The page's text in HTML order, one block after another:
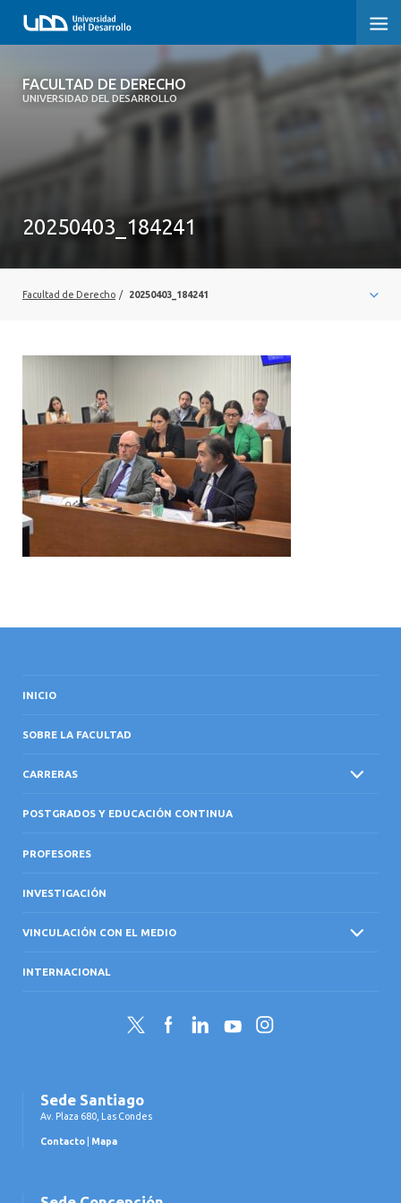
FACULTAD DE DERECHO
UNIVERSIDAD DEL DESARROLLO
FACULTAD DE DERECHO
SOBRE LA FACULTAD
INTERNACIONAL
20250403_184241
Facultad de Derecho / 20250403_184241
INICIO
SOBRE LA FACULTAD
CARRERAS
POSTGRADOS Y EDUCACIÓN CONTINUA
PROFESORES
INVESTIGACIÓN
VINCULACIÓN CON EL MEDIO
INTERNACIONAL
Twitter FacebookLinkedInYouTubeInstagram
Sede Santiago
Av. Plaza 680, Las Condes
Contacto Mapa